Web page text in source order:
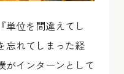
単位を間違えてし
忘れてしまった経
がインターンとして